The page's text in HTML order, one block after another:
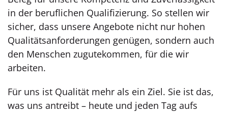
in der beruflichen Qualifizierung. So stellen wir
sicher, dass unsere Angebote nicht nur hohen
Qualitätsanforderungen genügen, sondern auch
den Menschen zugutekommen, für die wir
arbeiten.
Für uns ist Qualität mehr als ein Ziel. Sie ist das,
was uns antreibt – heute und jeden Tag aufs